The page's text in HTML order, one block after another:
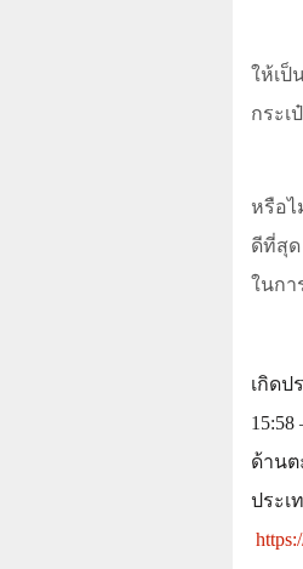
ให้เป็
กระเ
หรือไ
ดีที่สุ
ในกา
เกิดป
15:58
ด้านต
ประเ